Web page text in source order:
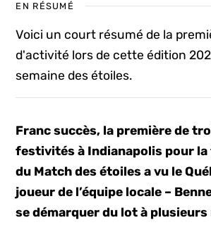
EN RÉSUMÉ
Voici un court résumé de la
d'activité lors de cette édition
semaine des étoiles.
Franc succès, la première de
festivités à Indianapolis pour la
du Match des étoiles a vu le
joueur de l’équipe locale –
se démarquer du lot à